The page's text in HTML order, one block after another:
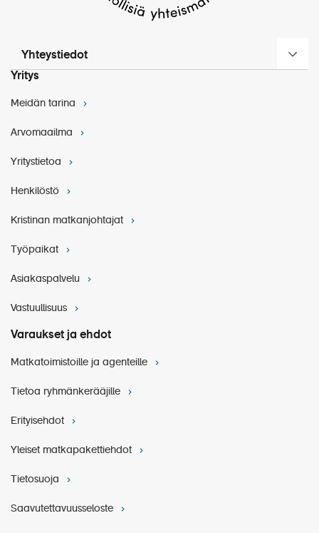
Yhteystiedot
Yritys
Meidän tarina
Arvomaailma
Yritystietoa
Henkilöstö
Kristinan matkanjohtajat
Työpaikat
Asiakaspalvelu
Vastuullisuus
Varaukset ja ehdot
Matkatoimistoille ja agenteille
Tietoa ryhmänkerääjille
Erityisehdot
Yleiset matkapakettiehdot
Tietosuoja
Saavutettavuusseloste